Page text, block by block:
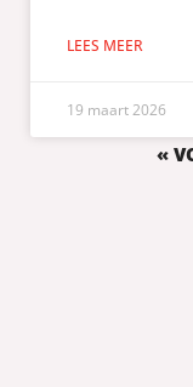
LEES MEER
19 maart 2026
«